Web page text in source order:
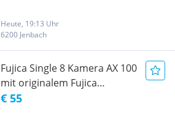
Heute, 19:13 Uhr
6200 Jenbach
Fujica Single 8 Kamera AX 100
mit originalem Fujica
Unterwassergehäuse Marine
€ 55